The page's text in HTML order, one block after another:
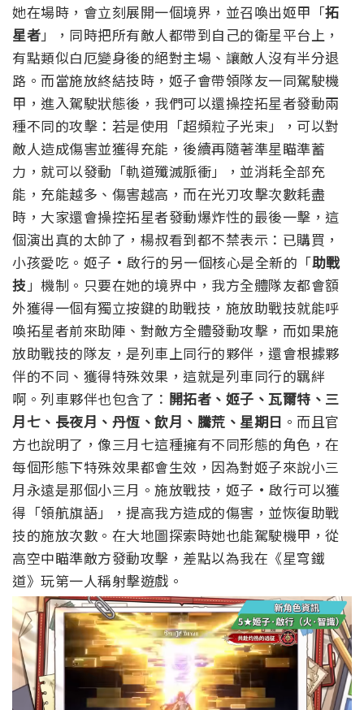
她在場時，會立刻展開一個境界，並召喚出姬甲「拓
星者」，同時把所有敵人都帶到自己的衛星平台上，
有點類似白厄變身後的絕對主場、讓敵人沒有半分退
路。而當施放終結技時，姬子會帶領隊友一同駕駛機
甲，進入駕駛狀態後，我們可以還操控拓星者發動兩
種不同的攻擊：若是使用「超頻粒子光束」，可以對
敵人造成傷害並獲得充能，後續再隨著準星瞄準蓄
力，就可以發動「軌道殲滅脈衝」，並消耗全部充
能，充能越多、傷害越高，而在光刃攻擊次數耗盡
時，大家還會操控拓星者發動爆炸性的最後一擊，這
個演出真的太帥了，楊叔看到都不禁表示：已購買，
小孩愛吃。 姬子·啟行的另一個核心是全新的「助戰
技 」機制。只要在她的境界中，我方全體隊友都會額
外獲得一個有獨立按鍵的助戰技，施放助戰技就能呼
喚拓星者前來助陣、對敵方全體發動攻擊，而如果施
放助戰技的隊友，是列車上同行的夥伴，還會根據夥
伴的不同、獲得特殊效果，這就是列車同行的羈絆
啊。列車夥伴也包含了： 開拓者、姬子、瓦爾特、三
月七、長夜月、丹恆、飲月、騰荒、星期日 。 而且官
方也說明了，像三月七這種擁有不同形態的角色，在
每個形態下特殊效果都會生效，因為對姬子來說小三
月永遠是那個小三月。 施放戰技，姬子·啟行可以獲
得「領航旗語」，提高我方造成的傷害，並恢復助戰
技的施放次數。在大地圖探索時她也能駕駛機甲，從
高空中瞄準敵方發動攻擊，差點以為我在《星穹鐵
道》玩第一人稱射擊遊戲。